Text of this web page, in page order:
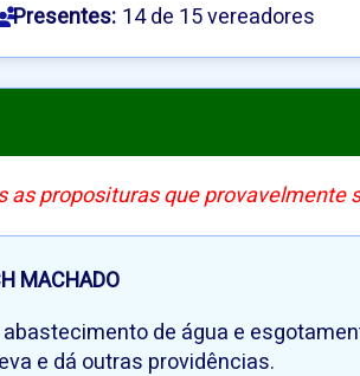
Presentes: 14 de 15 vereadores
proposituras que provavelmente
MACHADO
de água e
e dá outras providências.